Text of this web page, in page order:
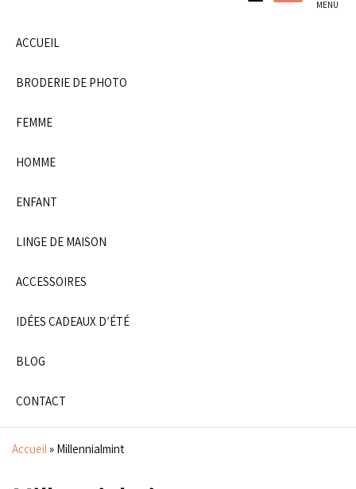
MENU
ACCUEIL
BRODERIE DE PHOTO
FEMME
HOMME
ENFANT
LINGE DE MAISON
ACCESSOIRES
IDÉES CADEAUX D’ÉTÉ
BLOG
CONTACT
Accueil» Millennialmint